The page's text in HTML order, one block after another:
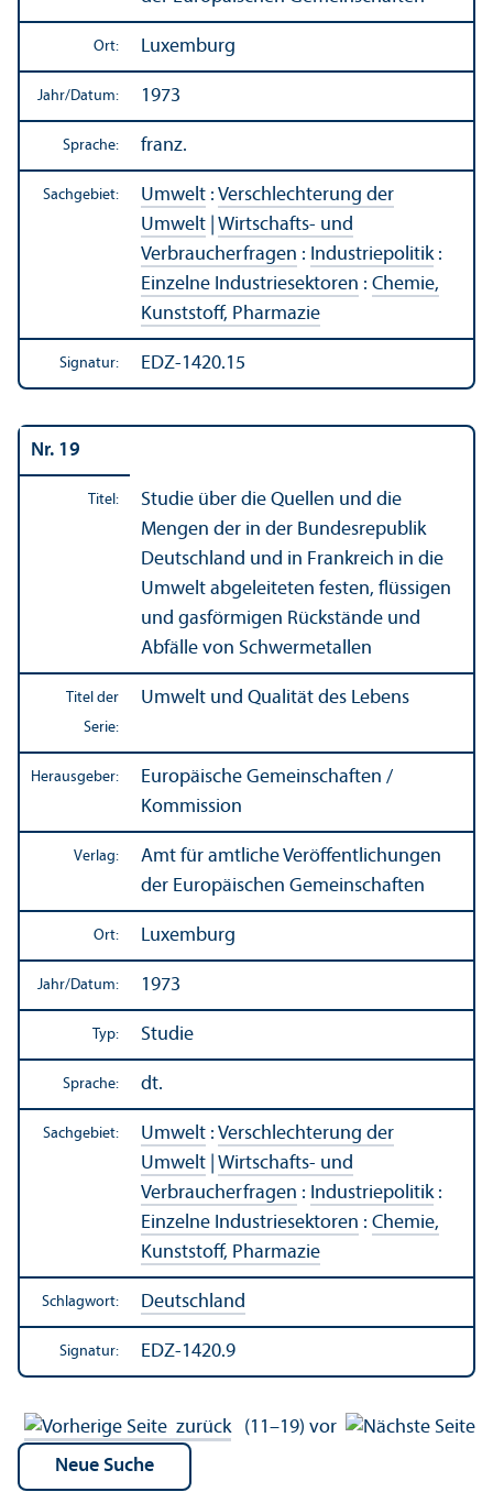
Ort: Luxemburg
Jahr/Datum: 1973
Sprache: franz.
Sachgebiet: Umwelt : Verschlechterung der
Umwelt Wirtschafts- und
Verbraucherfragen : Industriepolitik:
Einzelne Industriesektoren : Chemie,
Kunststoff, Pharmazie
Signatur: EDZ-1420.15
Nr. 19
Titel:
Studie über die Quellen und die
Mengen der in der Bundes­republik
Deutschland und in Frankreich in die
Umwelt abgeleiteten festen, flüssigen
und gasförmigen Rückstände und
Abfälle von Schwermetallen
Titel der
Serie:
Umwelt und Qualität des Lebens
Herausgeber:
Europäische Gemeinschaften /
Kommission
Verlag:
Amt für amtliche Veröffentlichungen
der Europäischen Gemeinschaften
Ort: Luxemburg
Jahr/Datum: 1973
Typ: Studie
Sprache: dt.
Sachgebiet: Umwelt : Verschlechterung der
Umwelt Wirtschafts- und
Verbraucherfragen : Industriepolitik:
Einzelne Industriesektoren : Chemie,
Kunststoff, Pharmazie
Schlagwort: Deutschland
Signatur: EDZ-1420.9
zurück(11–19) vor